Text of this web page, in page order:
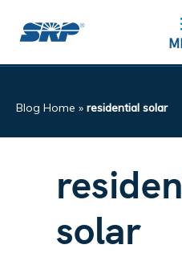
Blog Home » residential solar
solar